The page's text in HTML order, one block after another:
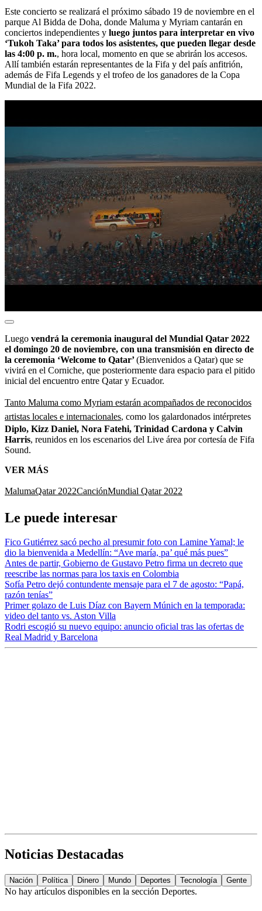
Este concierto se realizará el próximo sábado 19 de noviembre en el
parque Al Bidda de Doha, donde Maluma y Myriam cantarán en
conciertos independientes y luego juntos para interpretar en vivo
‘Tukoh Taka’para todos los asistentes, que pueden llegar desde
las 4:00 p. m., hora local, momento en que se abrirán los accesos.
Allí también estarán representantes de la Fifa y del país anfitrión,
además de Fifa Legends y el trofeo de los ganadores de la Copa
Mundial de la Fifa 2022.
Luego vendrá la ceremonia inaugural del Mundial Qatar 2022
el domingo 20 de noviembre, con una transmisión en directo de
la ceremonia ‘Welcome to Qatar’ (Bienvenidos a Qatar) que se
vivirá en el Corniche, que posteriormente dara espacio para el pitido
inicial del encuentro entre Qatar y Ecuador.
Tanto Maluma como Myriam estarán acompañados de reconocidos
artistas locales e internacionales, como los galardonados intérpretes
Diplo, Kizz Daniel, Nora Fatehi, Trinidad Cardona y Calvin
Harris, reunidos en los escenarios del Live área por cortesía de Fifa
Sound.
VER MÁS
MalumaQatar 2022CanciónMundial Qatar 2022
Le puede interesar
Fico Gutiérrez sacó pecho al presumir foto con Lamine Yamal; le
dio la bienvenida a Medellín: “Ave maría, pa’ qué más pues”
Antes de partir, Gobierno de Gustavo Petro firma un decreto que
reescribe las normas para los taxis en Colombia
Sofía Petro dejó contundente mensaje para el 7 de agosto: “Papá,
razón tenías”
Primer golazo de Luis Díaz con Bayern Múnich en la temporada:
video del tanto vs. Aston Villa
Rodri escogió su nuevo equipo: anuncio oficial tras las ofertas de
Real Madrid y Barcelona
Noticias Destacadas
Nación Política Dinero Mundo Deportes Tecnología Gente
No hay artículos disponibles en la sección Deportes.